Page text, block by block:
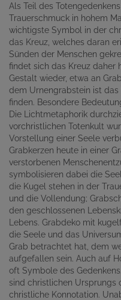
Als Teil des
Trauerschmuck in hohem
wichtigste Symbol in der
das Kreuz, welches daran
Sünden der Menschen
findet sich das Kreuz daher
Gestalt wieder, etwa an
dem Urnengrabstein ist
finden. Besondere
Die Lichtmetaphorik
vorchristlichen Totenkult
Vorstellung einer Seele
Grabkerzen heute in einer
verstorbenen
symbolisieren dabei die
die Kugel stehen in der
und die Vollendung;
den geschlossenen
Lebens. Grabdeko mit
die Seele und das
Grab betrachtet hat, dem
aufgefallen sein. Auch auf
oft Symbole des
sind christlichen Ursprungs
christliche Konnotation.